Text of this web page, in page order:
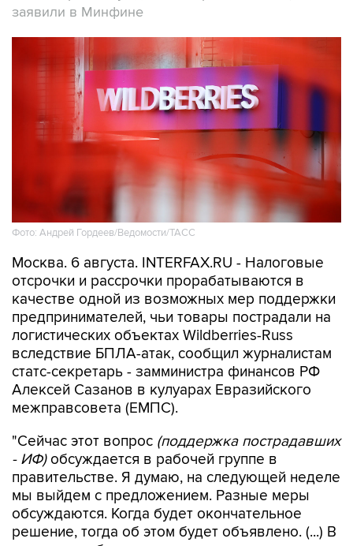
Фото: Андрей Гордеев/Ведомости/ТАСС
Москва. 6 августа. INTERFAX.RU - Налоговые
качестве одной из возможных мер поддержки
предпринимателей, чьи товары пострадали на
логистических объектах Wildberries-Russ
вследствие БПЛА-атак, сообщил журналистам
статс-секретарь - замминистра финансов РФ
Алексей Сазанов в кулуарах Евразийского
межправсовета (ЕМПС).
"Сейчас этот вопрос(поддержка пострадавших
правительстве. Я думаю, на следующей неделе
мы выйдем с предложением. Разные меры
обсуждаются. Когда будет окончательное
решение, тогда об этом будет объявлено. (...) В
том числе, обсуждаются отсрочки, рассрочки
по налогам", - сказал он.